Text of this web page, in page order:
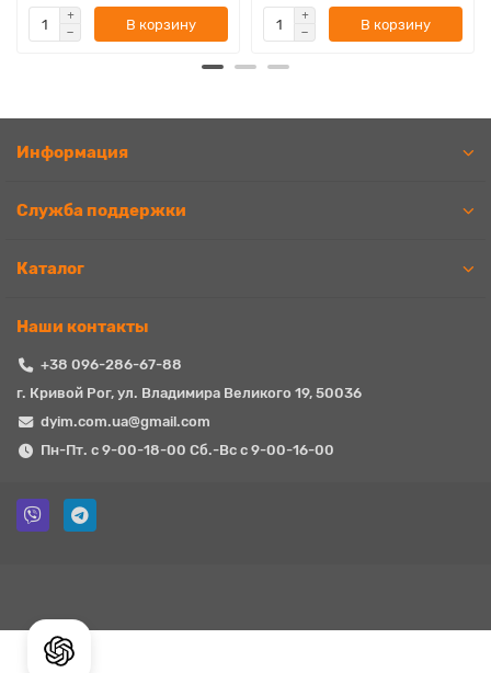
В корзину В корзину
Информация
Служба поддержки
Каталог
Наши контакты
+38 096-286-67-88
г. Кривой Рог, ул. Владимира Великого 19, 50036
dyim.com.ua@gmail.com
Пн-Пт. с 9-00-18-00 Сб.-Вс с 9-00-16-00